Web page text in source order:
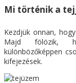
Mi történik a
Kezdjük onnan,
Majd fölözik,
különbözőképpen
kifejezések.